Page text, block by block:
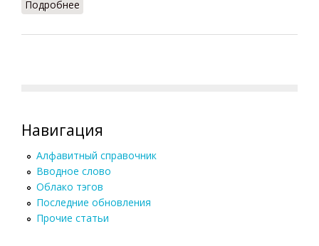
Подробнее
Навигация
Алфавитный справочник
Вводное слово
Облако тэгов
Последние обновления
Прочие статьи